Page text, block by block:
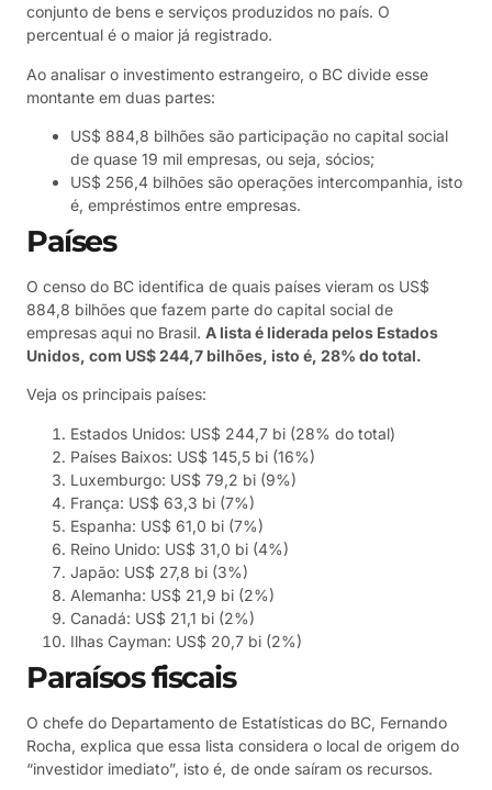
conjunto de bens e serviços produzidos no país. O
percentual é o maior já registrado.
Ao analisar o investimento estrangeiro, o BC divide esse
montante em duas partes:
US$ 884,8 bilhões são participação no capital social
de quase 19 mil empresas, ou seja, sócios;
US$ 256,4 bilhões são operações intercompanhia, isto
é, empréstimos entre empresas.
Países
O censo do BC identifica de quais países vieram os US$
884,8 bilhões que fazem parte do capital social de
empresas aqui no Brasil. A lista é liderada pelos Estados
Unidos, com US$ 244,7 bilhões, isto é, 28% do total.
Veja os principais países:
Estados Unidos: US$ 244,7 bi (28% do total)
Países Baixos: US$ 145,5 bi (16%)
Luxemburgo: US$ 79,2 bi (9%)
França: US$ 63,3 bi (7%)
Espanha: US$ 61,0 bi (7%)
Reino Unido: US$ 31,0 bi (4%)
Japão: US$ 27,8 bi (3%)
Alemanha: US$ 21,9 bi (2%)
Canadá: US$ 21,1 bi (2%)
Ilhas Cayman: US$ 20,7 bi (2%)
Paraísos fiscais
O chefe do Departamento de Estatísticas do BC, Fernando
Rocha, explica que essa lista considera o local de origem do
“investidor imediato”, isto é, de onde saíram os recursos.